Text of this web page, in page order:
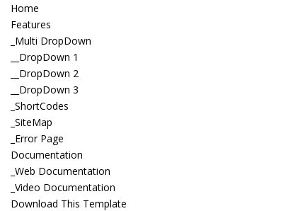
Home
Features
_Multi DropDown
__DropDown 1
__DropDown 2
__DropDown 3
_ShortCodes
_SiteMap
_Error Page
Documentation
_Web Documentation
_Video Documentation
Download This Template